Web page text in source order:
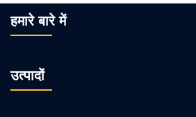
हमारे बारे में
उत्पादों